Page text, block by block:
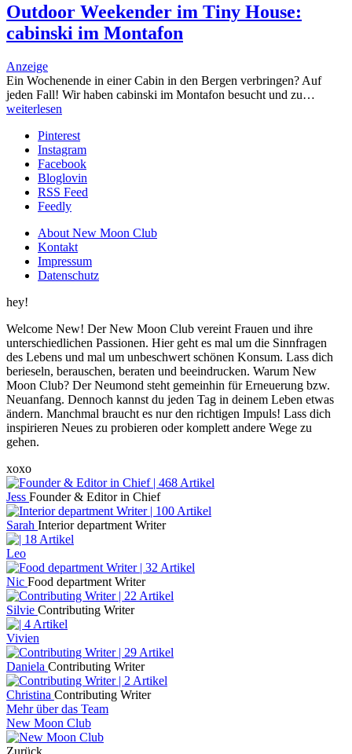
Outdoor Weekender im Tiny House:
cabinski im Montafon
Anzeige
Ein Wochenende in einer Cabin in den Bergen verbringen? Auf
jeden Fall! Wir haben cabinski im Montafon besucht und zu…
weiterlesen
Pinterest
Instagram
Facebook
Bloglovin
RSS Feed
Feedly
About New Moon Club
Kontakt
Impressum
Datenschutz
hey!
Welcome New! Der New Moon Club vereint Frauen und ihre
unterschiedlichen Passionen. Hier geht es mal um die Sinnfragen
des Lebens und mal um unbeschwert schönen Konsum. Lass dich
berieseln, berauschen, beraten und beeindrucken. Warum New
Moon Club? Der Neumond steht gemeinhin für Erneuerung bzw.
Neuanfang. Dennoch kannst du jeden Tag in deinem Leben etwas
ändern. Manchmal braucht es nur den richtigen Impuls! Lass dich
inspirieren Neues zu probieren oder komplett andere Wege zu
gehen.
xoxo
Jess Founder & Editor in Chief
Sarah Interior department Writer
Leo
Nic Food department Writer
Silvie Contributing Writer
Vivien
Daniela Contributing Writer
Christina Contributing Writer
Mehr über das Team
New Moon Club
Zurück